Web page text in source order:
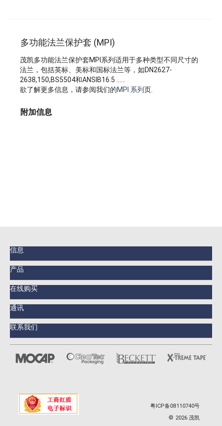
多功能法兰保护套 (MPI)
茂凯多功能法兰保护套MPI系列适用于多种类型不同尺寸的
法兰，包括英标、美标和国标法兰等，如DN2627-
2638,150,BS5504和ANSIB16.5 ......
欲了解更多信息，请参阅我们的MPI 系列页.
附加信息
信息
产品
在线购买
通讯
联系我们
粤ICP备08110740号
© 2026 茂凯